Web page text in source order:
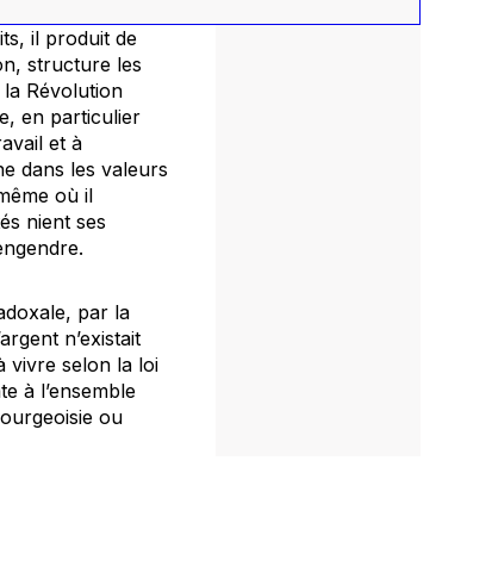
il produit de
structure les
Révolution
en particulier
et à
dans les valeurs
où il
nient ses
par la
n’existait
vivre selon la loi
à l’ensemble
ou